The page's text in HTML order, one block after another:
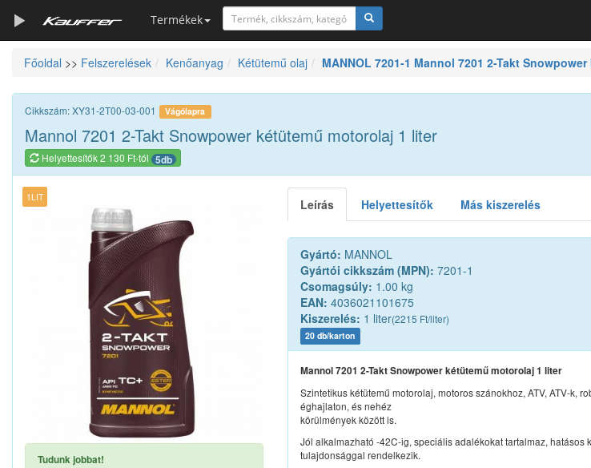
Termékek
Szerszámkatalógus
Kosár
Alkatrészek
Főoldal >> Felszerelések Kenőanyag Kétütemű olaj MANNOL 7201-1 Mannol 7201 2-Takt
Cikkszám: XY31-2T00-03-001 Vágólapra
Mannol 7201 2-Takt Snowpower kétütemű motorolaj 1 liter
Helyettesítők 2 130 Ft-tól 5db
1LIT
Tudunk jobbat!
Leírás Helyettesítők Más kiszerelés
Gyártó: MANNOL
Gyártói cikkszám (MPN): 7201-1
Csomagsúly: 1.00 kg
EAN: 4036021101675
Kiszerelés: 1 liter(2215 Ft/liter)
20 db/karton
Mannol 7201 2-Takt Snowpower kétütemű motorolaj 1 liter
Szintetikus kétütemű motorolaj, motoros szánokhoz, ATV, ATV-k,
éghajlaton, és nehéz
körülmények között is.
Jól alkalmazható -42C-ig, speciális adalékokat tartalmaz, hatásos
tulajdonsággal rendelkezik.